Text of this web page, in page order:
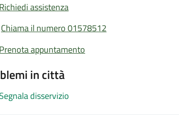
Richiedi assistenza
Chiama il numero 01578512
Prenota appuntamento
in città
Segnala disservizio